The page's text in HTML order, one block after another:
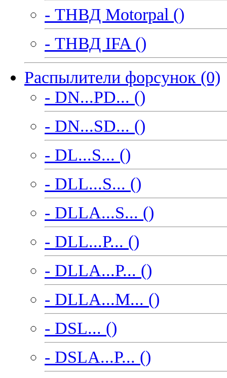
- ТНВД Motorpal ()
- ТНВД IFA ()
Распылители форсунок (0)
- DN...PD... ()
- DN...SD... ()
- DL...S... ()
- DLL...S... ()
- DLLA...S... ()
- DLL...P... ()
- DLLA...P... ()
- DLLA...M... ()
- DSL... ()
- DSLA...P... ()